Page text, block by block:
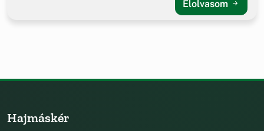
Elolvasom
Hajmáskér